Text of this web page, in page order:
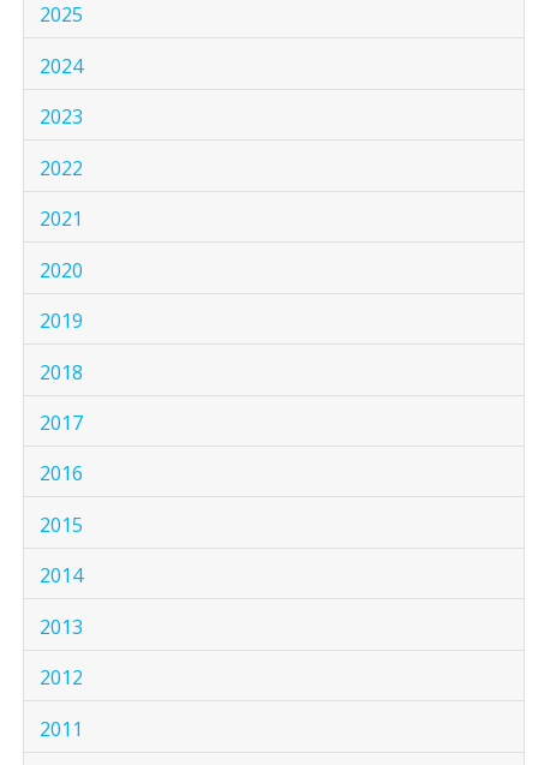
2025
2024
2023
2022
2021
2020
2019
2018
2017
2016
2015
2014
2013
2012
2011